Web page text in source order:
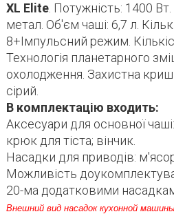
XL Elite. Потужність: 1400
метал. Об'єм чаші: 6,7 л.
8+Імпульсний режим.
Технологія планетарного
охолодження. Захистна
сірий.
В комплектацію входить:
Аксесуари для основної
крюк для тіста; вінчик.
Насадки для приводів:
Можливість
20-ма додатковими
Внешний вид насадок кухонной